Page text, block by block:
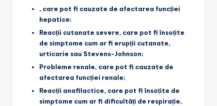
, care pot fi cauzate de afectarea funcției
hepatice;
Reacții cutanate severe, care pot fi însoțite
de simptome cum ar fi erupții cutanate,
urticarie sau Stevens-Johnson;
Probleme renale, care pot fi cauzate de
afectarea funcției renale;
Reacții anafilactice, care pot fi însoțite de
simptome cum ar fi dificultăți de respirație,